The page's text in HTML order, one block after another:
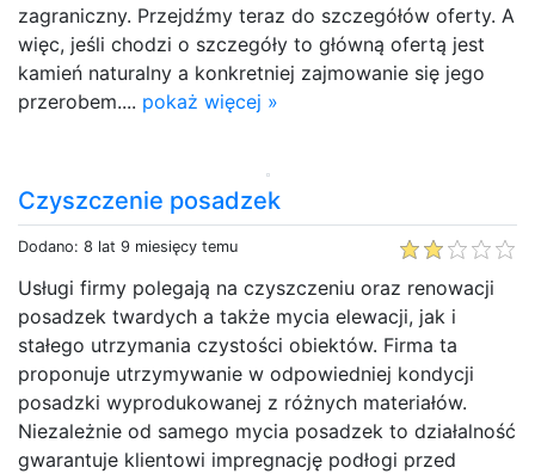
zagraniczny. Przejdźmy teraz do szczegółów oferty. A
więc, jeśli chodzi o szczegóły to główną ofertą jest
kamień naturalny a konkretniej zajmowanie się jego
przerobem.... pokaż więcej »
Czyszczenie posadzek
Dodano: 8 lat 9 miesięcy temu
Usługi firmy polegają na czyszczeniu oraz renowacji
posadzek twardych a także mycia elewacji, jak i
stałego utrzymania czystości obiektów. Firma ta
proponuje utrzymywanie w odpowiedniej kondycji
posadzki wyprodukowanej z różnych materiałów.
Niezależnie od samego mycia posadzek to działalność
gwarantuje klientowi impregnację podłogi przed